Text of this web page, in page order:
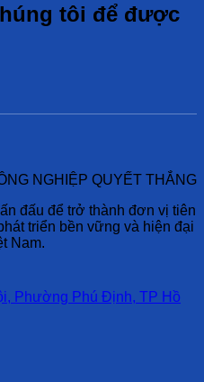
tôi để được
NGHIỆP QUYẾT THẮNG
đấu để trở thành đơn vị tiên
triển bền vững và hiện đại
Nam.
Phường Phú Định, TP Hồ